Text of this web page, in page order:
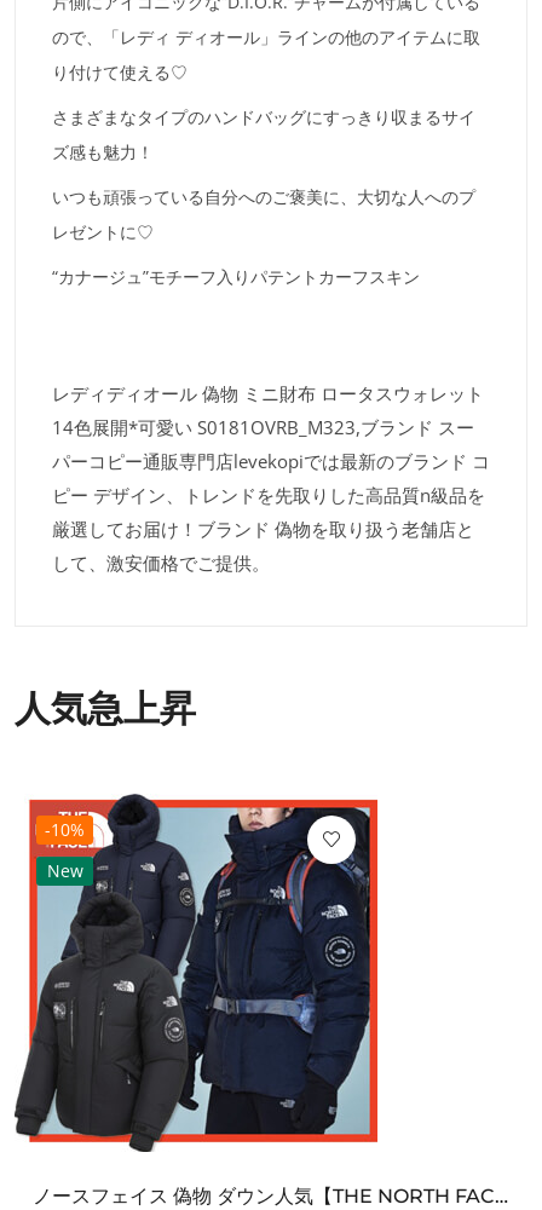
ので、「レディ ディオール」ラインの他のアイテムに取
り付けて使える♡
さまざまなタイプのハンドバッグにすっきり収まるサイ
ズ感も魅力！
いつも頑張っている自分へのご褒美に、大切な人へのプ
レゼントに♡
“カナージュ”モチーフ入りパテントカーフスキン
レディディオール 偽物 ミニ財布 ロータスウォレット
14色展開*可愛い S0181OVRB_M323,ブランド スー
パーコピー通販専門店levekopiでは最新のブランド コ
ピー デザイン、トレンドを先取りした高品質n級品を
厳選してお届け！ブランド 偽物を取り扱う老舗店と
して、激安価格でご提供。
人気急上昇
-10%
New
ノースフェイス 偽物 ダウン人気【THE NORTH FACE】M'S 7 SUMMIT HIM...